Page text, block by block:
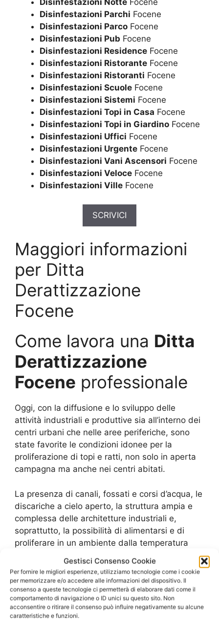
Gestisci Consenso Cookie
Per fornire le migliori esperienze, utilizziamo tecnologie come i cookie
per memorizzare e/o accedere alle informazioni del dispositivo. Il
consenso a queste tecnologie ci permetterà di elaborare dati come il
comportamento di navigazione o ID unici su questo sito. Non
acconsentire o ritirare il consenso può influire negativamente su alcune
caratteristiche e funzioni.
Disinfestazioni Notte Focene
Disinfestazioni Parchi Focene
Disinfestazioni Parco Focene
Disinfestazioni Pub Focene
Disinfestazioni Residence Focene
Disinfestazioni Ristorante Focene
Disinfestazioni Ristoranti Focene
Disinfestazioni Scuole Focene
Disinfestazioni Sistemi Focene
Disinfestazioni Topi in Casa Focene
Disinfestazioni Topi in Giardino Focene
Disinfestazioni Uffici Focene
Disinfestazioni Urgente Focene
Disinfestazioni Vani Ascensori Focene
Disinfestazioni Veloce Focene
Disinfestazioni Ville Focene
SCRIVICI
Maggiori informazioni
per Ditta
Derattizzazione
Focene
Come lavora una Ditta
Derattizzazione
Focene professionale
Oggi, con la diffusione e lo sviluppo delle
attività industriali e produttive sia all’interno dei
centri urbani che nelle aree periferiche, sono
state favorite le condizioni idonee per la
proliferazione di topi e ratti, non solo in aperta
campagna ma anche nei centri abitati.
La presenza di canali, fossati e corsi d’acqua, le
discariche a cielo aperto, la struttura ampia e
complessa delle architetture industriali e,
soprattutto, la possibilità di alimentarsi e di
proliferare in un ambiente dalla temperatura
insediarsi e di svilupparsi tranquillamente.
A tutto questo va ad aggiungersi anche una
scarsa attenzione per le tematiche ambientali e
una tendenza a sottovalutare questo problema.